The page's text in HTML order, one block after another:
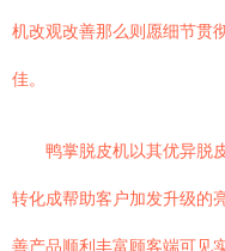
机改观改善那么则愿细节贯
佳。
鸭掌脱皮机以其优异脱
转化成帮助客户加发升级的
善产品顺利丰富顾客端可见